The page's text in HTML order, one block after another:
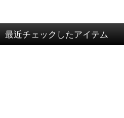
最近チェックしたアイテム